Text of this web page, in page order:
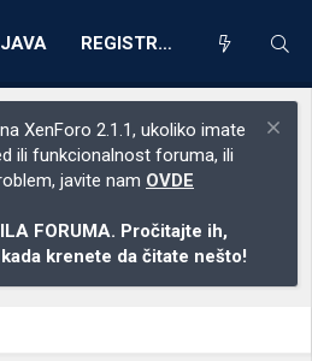
REGISTRACIJA
XenForo 2.1.1, ukoliko imate
ili funkcionalnost foruma, ili
javite nam OVDE
FORUMA. Pročitajte ih,
krenete da čitate nešto!